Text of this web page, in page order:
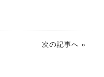
次の記事へ »